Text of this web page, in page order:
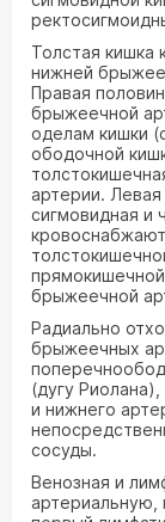
Толстая кишка
нижней
Правая
брыжеечной
оделам кишки
ободочной
артерии.
сигмовидная и
брыжеечной
Радиально
брыжеечных
(дугу
и нижнего
сосуды.
Венозная и
артериальную,